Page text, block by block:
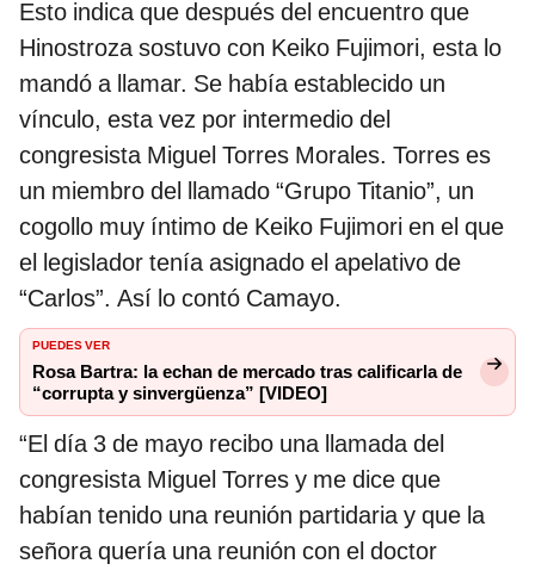
Esto indica que después del encuentro que
Hinostroza sostuvo con Keiko Fujimori, esta lo
mandó a llamar. Se había establecido un
vínculo, esta vez por intermedio del
congresista Miguel Torres Morales. Torres es
un miembro del llamado “Grupo Titanio”, un
cogollo muy íntimo de Keiko Fujimori en el que
el legislador tenía asignado el apelativo de
“Carlos”. Así lo contó Camayo.
PUEDES VER
Rosa Bartra: la echan de mercado tras calificarla de
“corrupta y sinvergüenza” [VIDEO]
“El día 3 de mayo recibo una llamada del
congresista Miguel Torres y me dice que
habían tenido una reunión partidaria y que la
señora quería una reunión con el doctor